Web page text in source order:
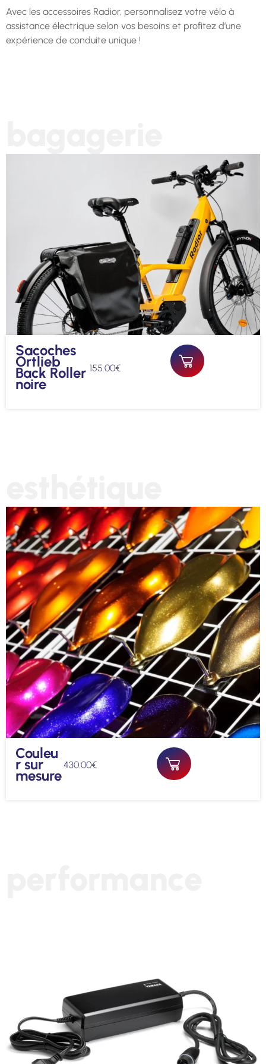
Avec les accessoires Radior, personnalisez votre vélo à
assistance électrique selon vos besoins et profitez d’une
expérience de conduite unique !
Sacoches
Ortlieb
Back Roller
noire
155.00€
Couleu
r sur
mesure
430.00€